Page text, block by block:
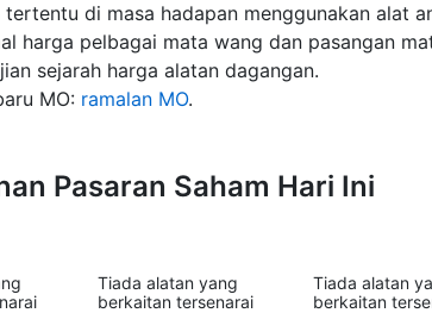
di masa hadapan menggunakan alat
harga pelbagai mata wang dan pasangan
sejarah harga alatan dagangan.
MO: ramalan MO.
Pasaran Saham Hari Ini
Tiada alatan yang
berkaitan tersenarai
Tiada alatan
berkaitan